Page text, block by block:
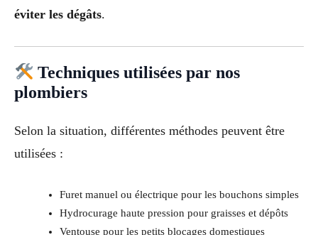
éviter les dégâts.
Techniques utilisées par nos
plombiers
Selon la situation, différentes méthodes peuvent être
utilisées :
Furet manuel ou électrique pour les bouchons simples
Hydrocurage haute pression pour graisses et dépôts
Ventouse pour les petits blocages domestiques